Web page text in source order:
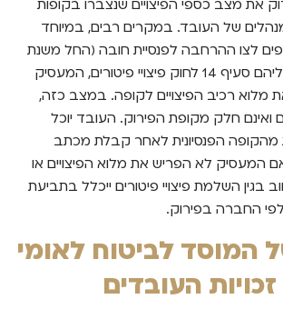
את מצב כספי הפיצויים שנצברו בקופות
של העובד. במקרים רבים, במיוחד
לצו ההרחבה לפנסיית חובה (החל משנת
2008) או שהוחל עליהם סעיף 14 לחוק פיצויי פיטורים, המעסיק
מלוא רכיב הפיצויים לקופה. במצב כזה,
ואינם חלק מקופת הפירוק. העובד יוכל
מהקופה הפנסיונית לאחר קבלת מכתב
המעסיק לא הפריש את מלוא הפיצויים או
בגין השלמת פיצויי פיטורים ייכלל בתביעת
החברה בפירוק.
המוסד לביטוח לאומי
העובדים